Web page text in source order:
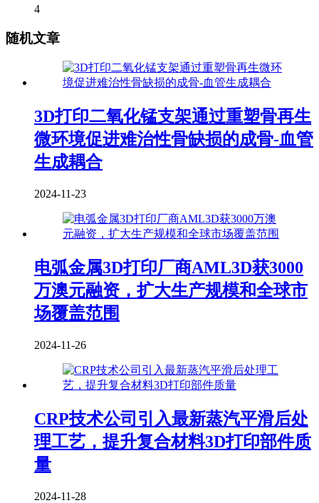
4
随机文章
3D打印二氧化锰支架通过重塑骨再生
微环境促进难治性骨缺损的成骨-血管
生成耦合
2024-11-23
电弧金属3D打印厂商AML3D获3000
万澳元融资，扩大生产规模和全球市
场覆盖范围
2024-11-26
CRP技术公司引入最新蒸汽平滑后处
理工艺，提升复合材料3D打印部件质
量
2024-11-28